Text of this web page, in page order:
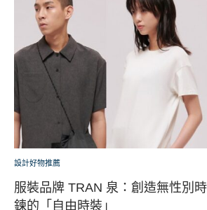
設計好物推薦
服裝品牌 TRAN 泉：創造無性別
鍊的「自由時裝」